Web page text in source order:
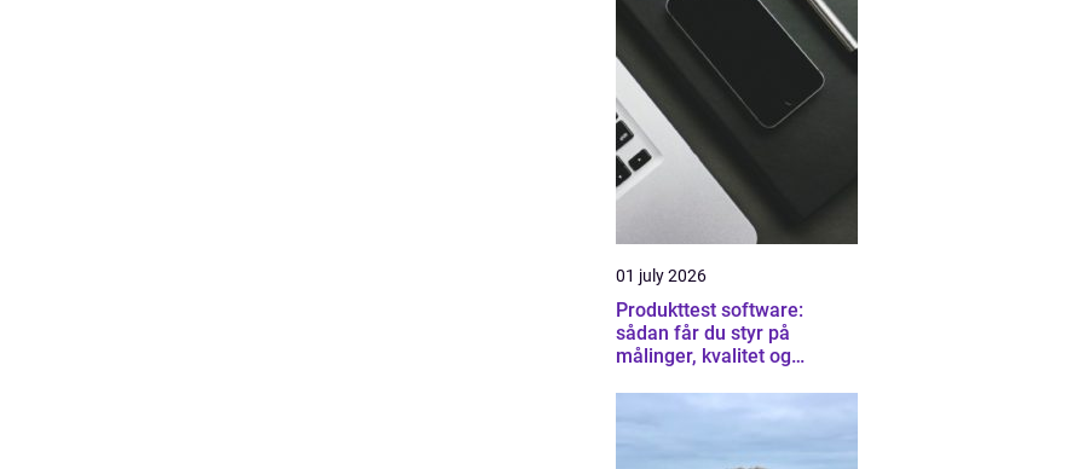
01 july 2026
Produkttest software:
sådan får du styr på
målinger, kvalitet og